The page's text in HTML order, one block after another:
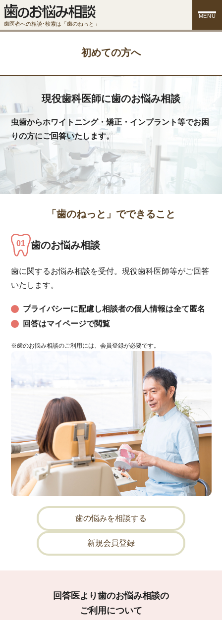
歯医者への相談･検索は「歯のねっと」
MENU
初めての方へ
現役歯科医師に歯のお悩み相談
虫歯からホワイトニング・矯正・インプラント等でお困
りの方にご回答いたします。
「歯のねっと」でできること
歯のお悩み相談
歯に関するお悩み相談を受付。現役歯科医師等がご回答
いたします。
プライバシーに配慮し相談者の個人情報は全て匿名
回答はマイページで閲覧
※歯のお悩み相談のご利用には、会員登録が必要です。
歯の悩みを相談する
新規会員登録
回答医より歯のお悩み相談の
ご利用について